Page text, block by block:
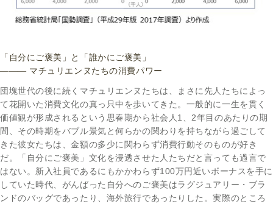
「自分にご褒美」と「誰かにご褒美」
――― マチュリエンヌたちの消費パワー
団塊世代の後に続くマチュリエンヌたちは、まさに先人たちによっ
て花開いた消費文化の真っ只中を歩いてきた。一般的に一生を貫く
価値観が形成されるという思春期から社会人1、2年目のあたりの期
間、その時期をバブル景気と何らかの関わりを持ちながら過ごして
きた彼女たちは、金額の多少に関わらず消費行動そのものが好き
だ。「自分にご褒美」文化を浸透させた人たちだと言っても過言で
はない。新入社員であるにもかかわらず100万円近いボーナスを手に
していた時代、がんばった自分へのご褒美はラグジュアリー・ブラ
ンドのバッグであったり、海外旅行であったりした。実際のところ